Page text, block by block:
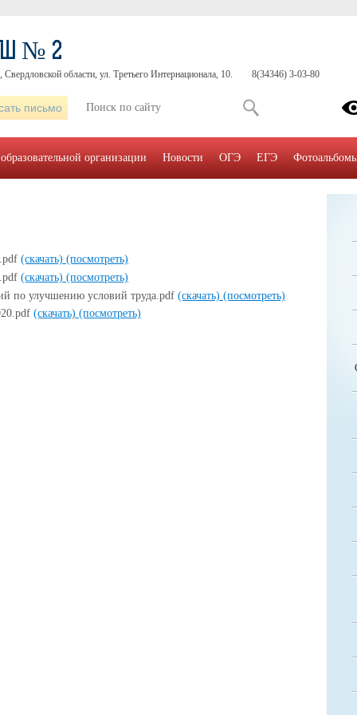
(скачать) (посмотреть)
(скачать) (посмотреть)
по улучшению условий труда.pdf (скачать) (посмотреть)
(скачать) (посмотреть)
№ 2
Свердловской области, ул. Третьего Интернационала, 10. 8(34346) 3-03-80
письмо
организации Новости ОГЭ ЕГЭ